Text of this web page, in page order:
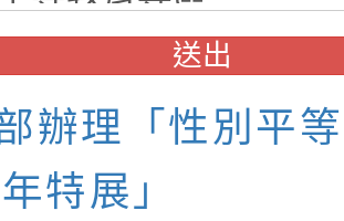
及成長團體」
115年度教育
署辦理性別平
與教學人才庫
案， 請教師
桃園市政府腸
集
桃園市交通局
存摺2.0」全民
政府家庭教育
孫樂淘桃－祖
關銓敘部建置
送出
辦理「性別平
特展」